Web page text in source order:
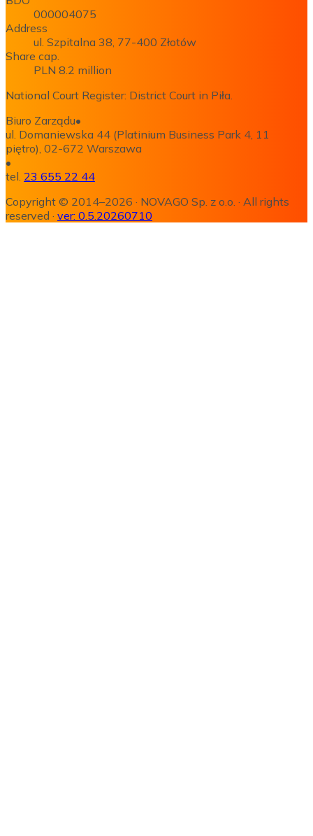
000004075
Address
ul. Szpitalna 38, 77-400 Złotów
Share cap.
PLN 8.2 million
National Court Register: District Court in Piła.
Biuro Zarządu•
ul. Domaniewska 44 (Platinium Business Park 4, 11
piętro), 02-672 Warszawa
•
tel. 23 655 22 44
Copyright © 2014–2026 · NOVAGO Sp. z o.o. · All rights
reserved · ver: 0.5.20260710